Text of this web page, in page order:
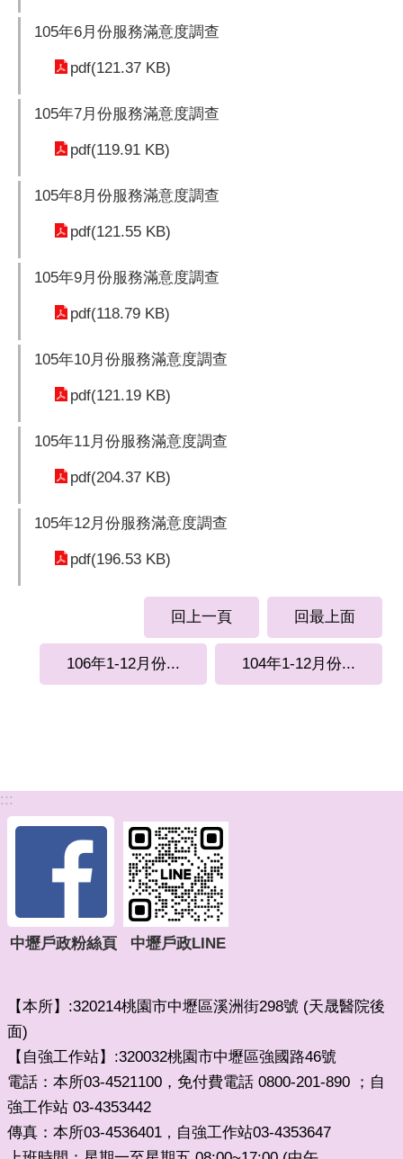
105年6月份服務滿意度調查
pdf(121.37 KB)
105年7月份服務滿意度調查
pdf(119.91 KB)
105年8月份服務滿意度調查
pdf(121.55 KB)
105年9月份服務滿意度調查
pdf(118.79 KB)
105年10月份服務滿意度調查
pdf(121.19 KB)
105年11月份服務滿意度調查
pdf(204.37 KB)
105年12月份服務滿意度調查
pdf(196.53 KB)
回上一頁 回最上面
106年1-12月份... 104年1-12月份...
:::
中壢戶政粉絲頁 中壢戶政LINE
【本所】:320214桃園市中壢區溪洲街298號 (天晟醫院後
面)
【自強工作站】:320032桃園市中壢區強國路46號
電話：本所03-4521100，免付費電話 0800-201-890 ；自
強工作站 03-4353442
傳真：本所03-4536401 ， 自強工作站03-4353647